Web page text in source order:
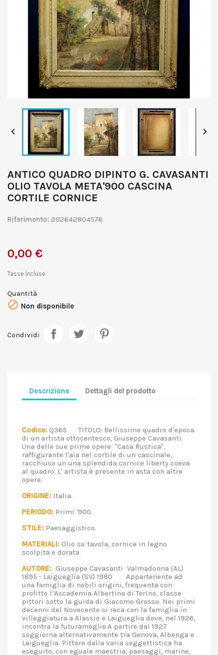
 
ANTICO QUADRO DIPINTO G. CAVASANTI
OLIO TAVOLA META'900 CASCINA
CORTILE CORNICE
Riferimento: 202642804576
0,00 €
Tasse incluse
Quantità
 Non disponibile
Condividi
Descrizione Dettagli del prodotto
Codice: Q365 TITOLO: Bellissimo quadro d'epoca
di un artista ottocentesco, Giuseppe Cavasanti.
Una delle sue prime opere "Casa Rustica",
raffigurante l'aia nel cortile di un cascinale,
racchiuso un una splendida cornice liberty coeva
al quadro. L' artista è presente in asta con altre
opere.
ORIGINE: Italia.
PERIODO: Primi '900.
STILE: Paesaggistico.
MATERIALI: Olio su tavola, cornice in legno
scolpita e dorata
AUTORE: Giuseppe Cavasanti Valmadonna (AL)
1895 - Laigueglia (SV) 1980 Appartenente ad
una famiglia di nobili origini, frequenta con
profitto l’Accademia Albertina di Torino, classe
pittori sotto la guida di Giacomo Grosso. Nei primi
decenni del Novecento si reca con la famiglia in
villeggiatura a Alassio e Laigueglia dove, nel 1926,
incontra la futuramoglie.A partire dal 1927
soggiorna alternativamente tra Genova, Albenga e
Laigueglia. Pittore dalla varia soggettistica ha
eseguito, con eguale maestria, paesaggi, marine,